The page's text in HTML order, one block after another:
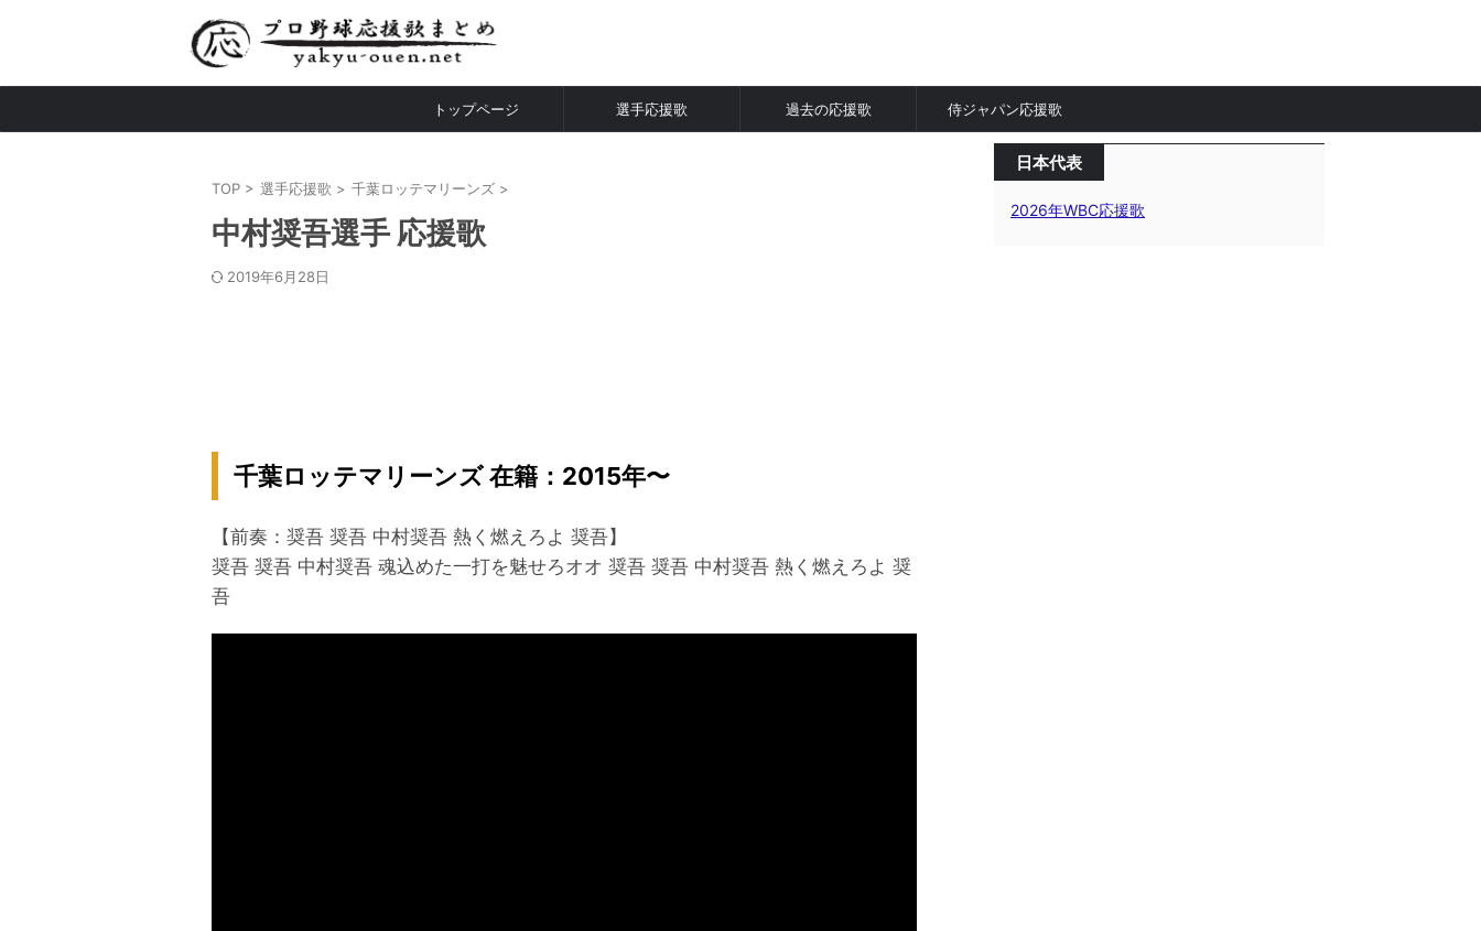
トップページ 選手応援歌 過去の応援歌 侍ジャパン応援歌
TOP > 選手応援歌 > 千葉ロッテマリーンズ >
中村奨吾選手 応援歌
2019年6月28日
千葉ロッテマリーンズ 在籍：2015年〜
【前奏：奨吾 奨吾 中村奨吾 熱く燃えろよ 奨吾】
奨吾 奨吾 中村奨吾 魂込めた一打を魅せろオオ 奨吾 奨吾 中村奨吾 熱く燃えろよ 奨
吾
日本代表
2026年WBC応援歌